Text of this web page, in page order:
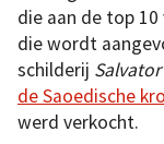
die aan de top
die wordt
schilderij
de Saoedische
werd verkocht.